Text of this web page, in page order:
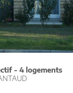
- 4 logements